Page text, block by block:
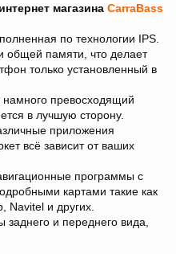
магазина CarraBass
по технологии IPS.
общей памяти, что делает
только установленный в
намного превосходящий
в лучшую сторону.
приложения
всё зависит от ваших
программы с
картами такие как
Navitel и других.
заднего и переднего вида,